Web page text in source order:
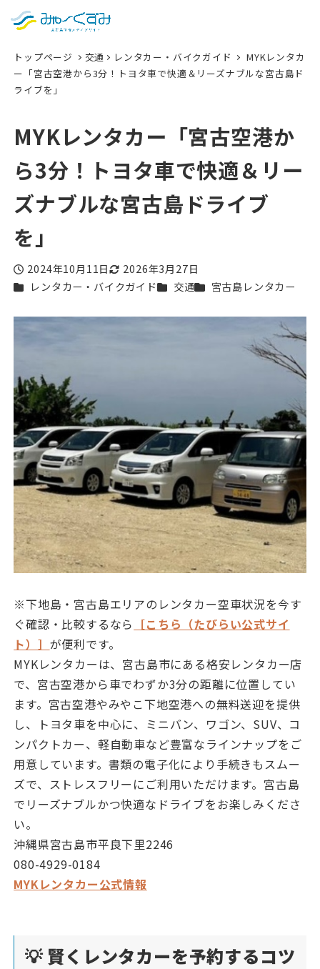
English
検索
トップページ 交通 レンタカー・バイクガイド
MYKレンタカ
ー「宮古空港から3分！トヨタ車で快適＆リーズナブルな宮古島ド
ライブを」
MYKレンタカー「宮古空港か
ら3分！トヨタ車で快適＆リー
ズナブルな宮古島ドライブ
を」
投稿日
2024年10月11日
更新日
2026年3月27日
カテゴリー
レンタカー・バイクガイドカテゴリー
交通カテゴリー
宮古島レンタカー
※下地島・宮古島エリアのレンタカー空車状況を今す
ぐ確認・比較するなら ［こちら（たびらい公式サイ
ト）］ が便利です。
MYKレンタカーは、宮古島市にある格安レンタカー店
で、宮古空港から車でわずか3分の距離に位置してい
ます。宮古空港やみやこ下地空港への無料送迎を提供
し、トヨタ車を中心に、ミニバン、ワゴン、SUV、コ
ンパクトカー、軽自動車など豊富なラインナップをご
用意しています。書類の電子化により手続きもスムー
ズで、ストレスフリーにご利用いただけます。宮古島
でリーズナブルかつ快適なドライブをお楽しみくださ
い。
沖縄県宮古島市平良下里2246
080-4929-0184
MYKレンタカー公式情報
💡 賢くレンタカーを予約するコツ